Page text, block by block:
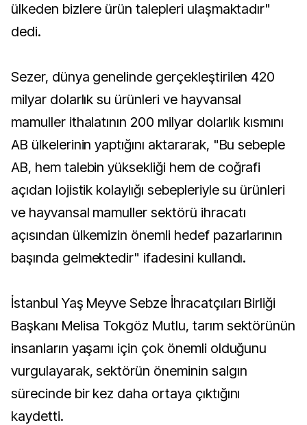
ülkeden bizlere ürün talepleri ulaşmaktadır"
dedi.
Sezer, dünya genelinde gerçekleştirilen 420
milyar dolarlık su ürünleri ve hayvansal
mamuller ithalatının 200 milyar dolarlık kısmını
AB ülkelerinin yaptığını aktararak, "Bu sebeple
AB, hem talebin yüksekliği hem de coğrafi
açıdan lojistik kolaylığı sebepleriyle su ürünleri
ve hayvansal mamuller sektörü ihracatı
açısından ülkemizin önemli hedef pazarlarının
başında gelmektedir" ifadesini kullandı.
İstanbul Yaş Meyve Sebze İhracatçıları Birliği
Başkanı Melisa Tokgöz Mutlu, tarım sektörünün
insanların yaşamı için çok önemli olduğunu
vurgulayarak, sektörün öneminin salgın
sürecinde bir kez daha ortaya çıktığını
kaydetti.